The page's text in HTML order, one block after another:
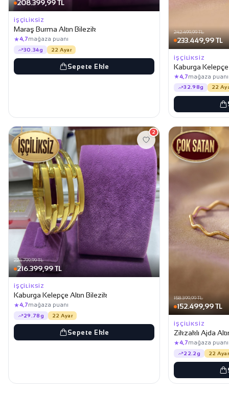
208.399,99 TL
İŞÇILIKSIZ
Maraş Burma Altın Bilezik
★4,7mağaza puanı
30.34g 22 Ayar
Sepete Ekle
242.499,99 TL
233.449,99 TL
İŞÇILIKSIZ
Kaburga
★4,7mağaza puanı
32.98g 22
224.799,99 TL
216.399,99 TL
2
İŞÇILIKSIZ
Kaburga Kelepçe Altın Bilezik
★4,7mağaza puanı
29.78g 22 Ayar
Sepete Ekle
158.399,99 TL
152.499,99 TL
İŞÇILIKSIZ
Zikzaklı Ajda
★4,7mağaza puanı
22.2g 22 Ayar